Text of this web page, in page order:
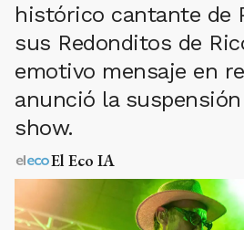
histórico cantante de
sus Redonditos de
emotivo mensaje en
anunció la
show.
El Eco IA